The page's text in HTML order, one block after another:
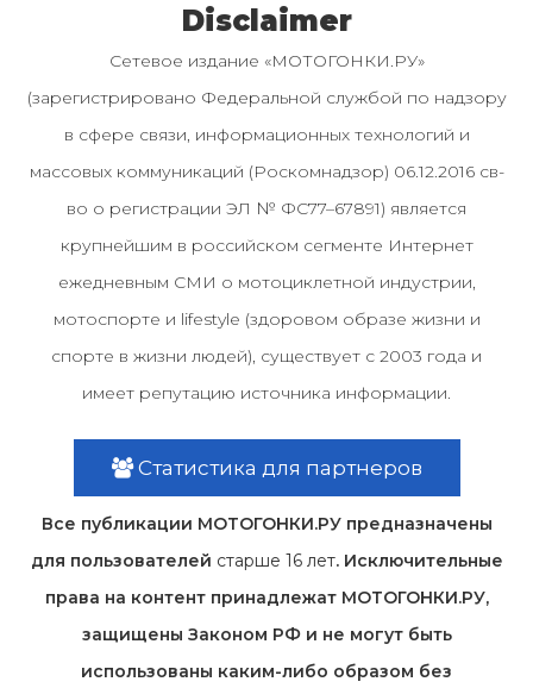
Disclaimer
Сетевое издание «МОТОГОНКИ.РУ»
(зарегистрировано Федеральной службой по надзору
в сфере связи, информационных технологий и
массовых коммуникаций (Роскомнадзор) 06.12.2016 св-
во о регистрации ЭЛ № ФС77–67891) является
крупнейшим в российском сегменте Интернет
ежедневным СМИ о мотоциклетной индустрии,
мотоспорте и lifestyle (здоровом образе жизни и
спорте в жизни людей), существует с 2003 года и
имеет репутацию источника информации.
Статистика для партнеров
Все публикации МОТОГОНКИ.РУ предназначены
для пользователей старше 16 лет. Исключительные
права на контент принадлежат МОТОГОНКИ.РУ,
защищены Законом РФ и не могут быть
использованы каким-либо образом без